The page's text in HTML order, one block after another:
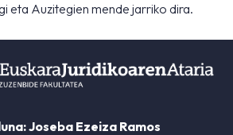
eta Auzitegien mende jarriko dira.
Joseba Ezeiza Ramos